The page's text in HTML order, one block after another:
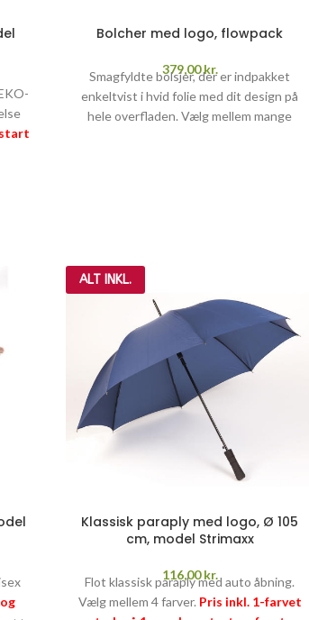
Bolcher med logo, flowpack
379,00kr.
Smagfyldte bolsjer, der er indpakket
enkeltvist i hvid folie med dit design på
hele overfladen. Vælg mellem mange
ALT INKL.
Klassisk paraply med logo, Ø 105
cm, model Strimaxx
116,00kr.
Flot klassisk paraply med auto åbning.
Vælg mellem 4 farver. Pris inkl. 1-farvet